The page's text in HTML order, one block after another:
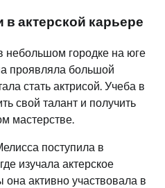
актерской карьере
небольшом городке на юге
проявляла большой
стать актрисой. Учеба в
свой талант и получить
мастерстве.
поступила в
изучала актерское
она активно участвовала в